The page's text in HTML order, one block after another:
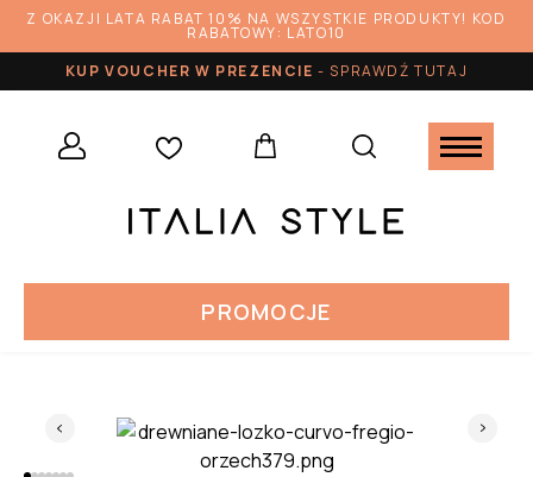
Z OKAZJI LATA RABAT 10% NA WSZYSTKIE PRODUKTY! KOD
RABATOWY: LATO10
KUP VOUCHER W PREZENCIE-SPRAWDŹ TUTAJ
PROMOCJE